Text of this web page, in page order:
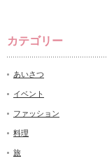
カテゴリー
あいさつ
イベント
ファッション
料理
旅